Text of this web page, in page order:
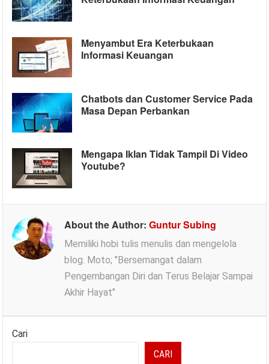
Menyambut Era Keterbukaan
Informasi Keuangan
Chatbots dan Customer Service Pada
Masa Depan Perbankan
Mengapa Iklan Tidak Tampil Di Video
Youtube?
About the Author:Guntur Subing
Memiliki hobi tulis menulis dan mengelola
blog. Moto; "Bersemangat dalam
Pengembangan Diri dan Terus Belajar Sampai
Akhir Hayat"
Cari
CARI